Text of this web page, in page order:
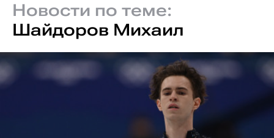
Новости по теме:
Шайдоров Михаил